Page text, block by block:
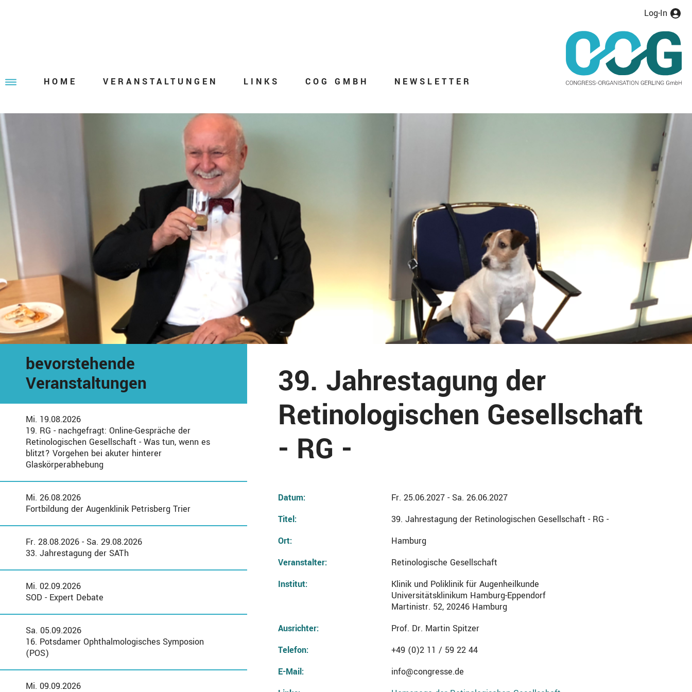
HOME VERANSTALTUNGEN LINKS COG GMBH NEWSLETTER
Log-In
39. Jahrestagung der
Retinologischen Gesellschaft
- RG -
Datum:
Fr. 25.06.2027 - Sa. 26.06.2027
Titel:
39. Jahrestagung der Retinologischen Gesellschaft - RG -
Ort:
Hamburg
Veranstalter:
Retinologische Gesellschaft
Institut:
Klinik und Poliklinik für Augenheilkunde
Universitätsklinikum Hamburg-Eppendorf
Martinistr. 52, 20246 Hamburg
Ausrichter:
Prof. Dr. Martin Spitzer
Telefon:
+49 (0)2 11 / 59 22 44
E-Mail:
info@congresse.de
bevorstehende
Veranstaltungen
Mi. 19.08.2026
19. RG - nachgefragt: Online-Gespräche der
Retinologischen Gesellschaft - Was tun, wenn es
blitzt? Vorgehen bei akuter hinterer
Glaskörperabhebung
Mi. 26.08.2026
Fortbildung der Augenklinik Petrisberg Trier
Fr. 28.08.2026 - Sa. 29.08.2026
33. Jahrestagung der SATh
Mi. 02.09.2026
SOD - Expert Debate
Sa. 05.09.2026
16. Potsdamer Ophthalmologisches Symposion
(POS)
Mi. 09.09.2026